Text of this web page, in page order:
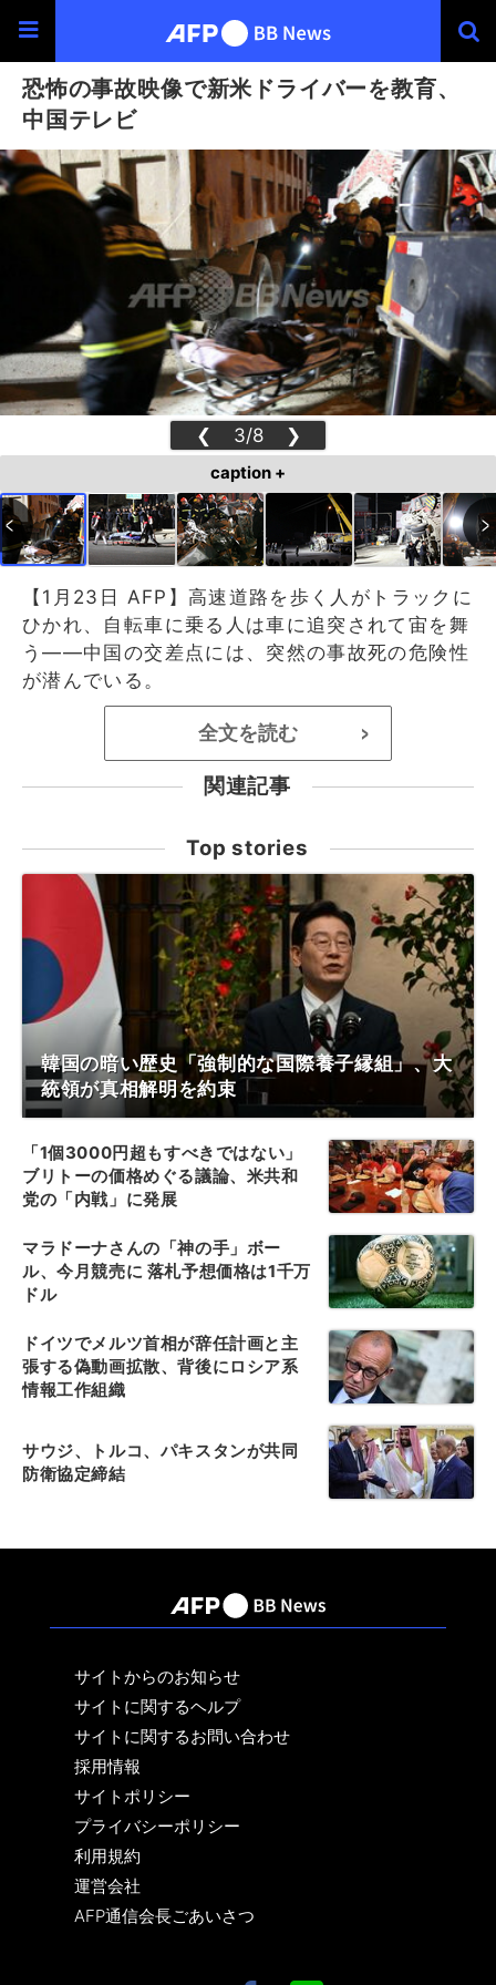
恐怖の事故映像で新米ドライバーを教育、
中国テレビ
❮ 3/8 ❯
caption +
【1月23日 AFP】高速道路を歩く人がトラックに
ひかれ、自転車に乗る人は車に追突されて宙を舞
う――中国の交差点には、突然の事故死の危険性
が潜んでいる。
全文を読む >
関連記事
Top stories
韓国の暗い歴史「強制的な国際養子縁組」、大
統領が真相解明を約束
「1個3000円超もすべきではない」
ブリトーの価格めぐる議論、米共和
党の「内戦」に発展
マラドーナさんの「神の手」ボー
ル、今月競売に 落札予想価格は1千万
ドル
ドイツでメルツ首相が辞任計画と主
張する偽動画拡散、背後にロシア系
情報工作組織
サウジ、トルコ、パキスタンが共同
防衛協定締結
サイトからのお知らせ
サイトに関するヘルプ
サイトに関するお問い合わせ
採用情報
サイトポリシー
プライバシーポリシー
利用規約
運営会社
AFP通信会長ごあいさつ